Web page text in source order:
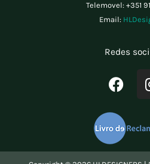
Telemovel: +351
Email:
Redes
F
a
e
b
o